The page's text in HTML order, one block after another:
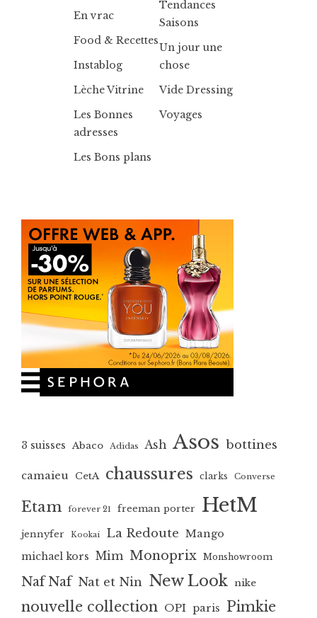
En vrac
Food & Recettes
Instablog
Lèche Vitrine
Les Bonnes
adresses
Les Bons plans
Tendances
Saisons
Un jour une
chose
Vide Dressing
Voyages
3 suisses Abaco Adidas Ash Asos bottines
camaieu CetA chaussures clarks Converse
Etam forever 21 freeman porter HetM
jennyfer Kookai La Redoute Mango
michael kors Mim Monoprix Monshowroom
Naf Naf Nat et Nin New Look nike
nouvelle collection OPI paris Pimkie